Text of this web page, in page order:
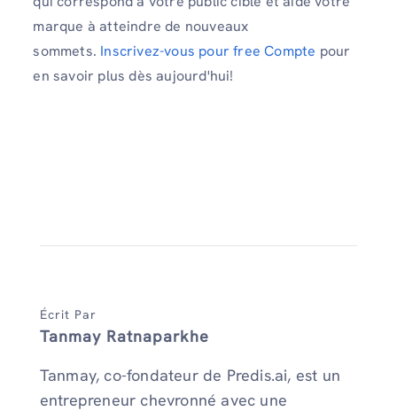
marque à atteindre de nouveaux
sommets. Inscrivez-vous pour free Compte pour
en savoir plus dès aujourd'hui!
Écrit Par
Tanmay Ratnaparkhe
Tanmay, co-fondateur de Predis.ai, est un
entrepreneur chevronné avec une